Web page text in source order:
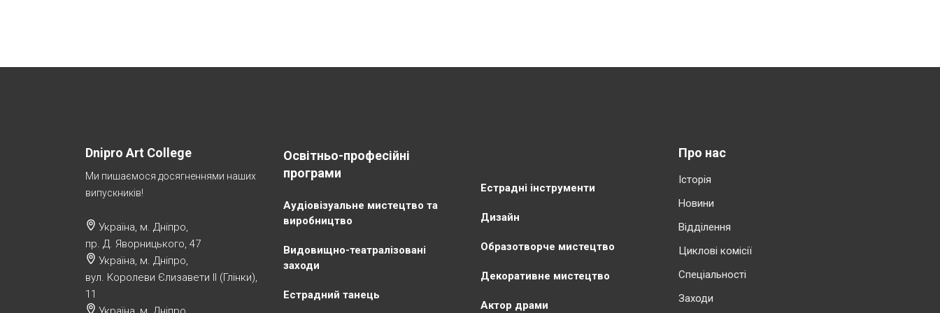
Dnipro Art College
Ми пишаємося досягненнями наших
випускників!
Україна, м. Дніпро,
пр. Д. Яворницького, 47
Україна, м. Дніпро,
вул. Королеви Єлизавети ІІ (Глінки),
11
Освітньо-професійні
програми
Аудіовізуальне мистецтво та
виробництво
Видовищно-театралізовані
заходи
Естрадний танець
Естрадні інструменти
Дизайн
Образотворче мистецтво
Декоративне мистецтво
Актор драми
Про нас
Історія
Новини
Відділення
Циклові комісії
Cпеціальності
Заходи